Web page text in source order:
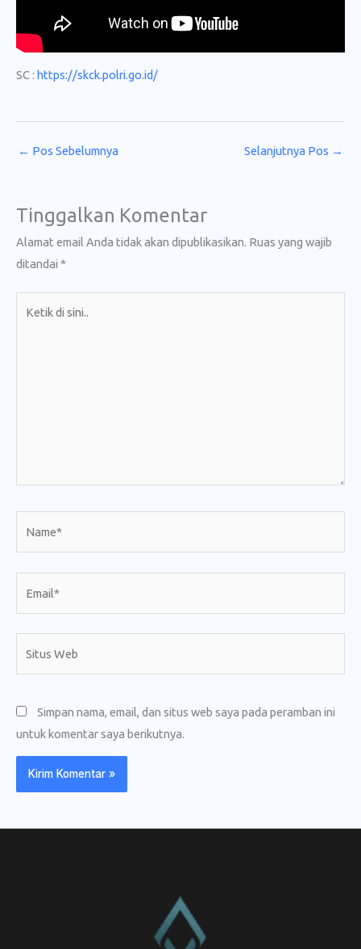
SC : https://skck.polri.go.id/
← Pos Sebelumnya Selanjutnya Pos →
Tinggalkan Komentar
Alamat email Anda tidak akan dipublikasikan. Ruas yang wajib
ditandai *
Simpan nama, email, dan situs web saya pada peramban ini
untuk komentar saya berikutnya.